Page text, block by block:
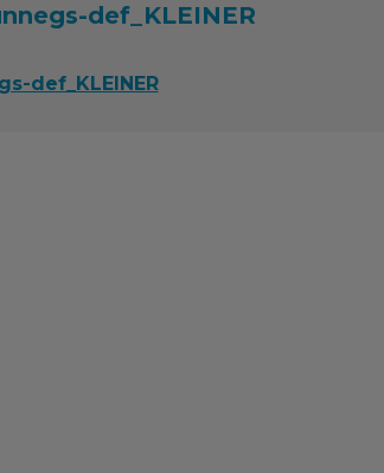
def_KLEINER
def_KLEINER